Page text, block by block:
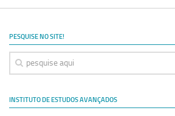
Daniel Domingues dos Santos
Programas Ano Sabático
Cristina Godoy Bernardo
PESQUISE NO SITE!
INSTITUTO DE ESTUDOS AVANÇADOS